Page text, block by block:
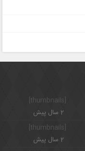
2 سال پیش
[thumbnails]
2 سال پیش